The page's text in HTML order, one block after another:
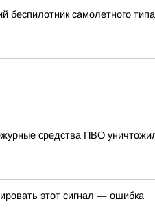
самолетного
средства ПВО
этот сигнал — ошибка